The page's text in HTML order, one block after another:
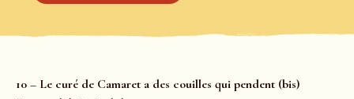
10 – Le curé de Camaret a des couilles qui pendent (bis)